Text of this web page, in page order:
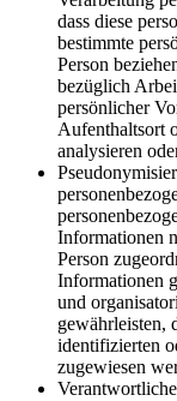
dass diese
bestimmte
Person
bezüglich
persönlicher
Aufenthaltsort
analysieren
Informationen
Person
Informationen
und
gewährleisten,
identifizierten
zugewiesen